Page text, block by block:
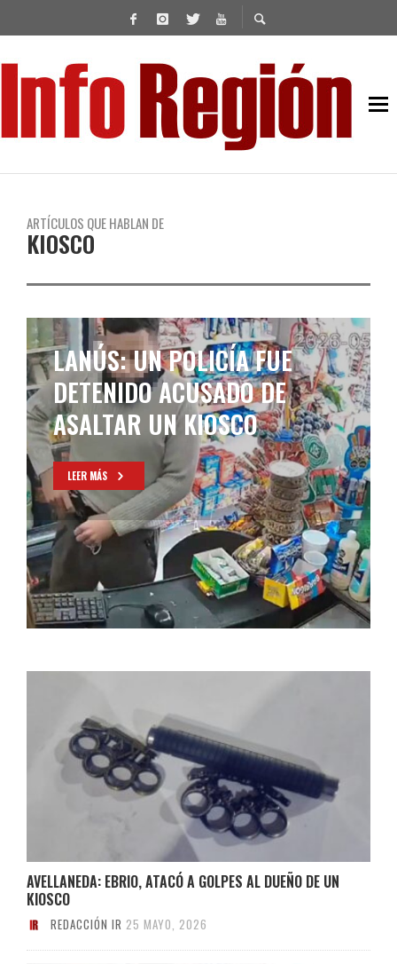
ARTÍCULOS QUE HABLAN DE
KIOSCO
LANÚS: UN POLICÍA FUE
DETENIDO ACUSADO DE
ASALTAR UN KIOSCO
LEER MÁS
AVELLANEDA: EBRIO, ATACÓ A GOLPES AL DUEÑO DE UN
KIOSCO
REDACCIÓN IR 25 MAYO, 2026